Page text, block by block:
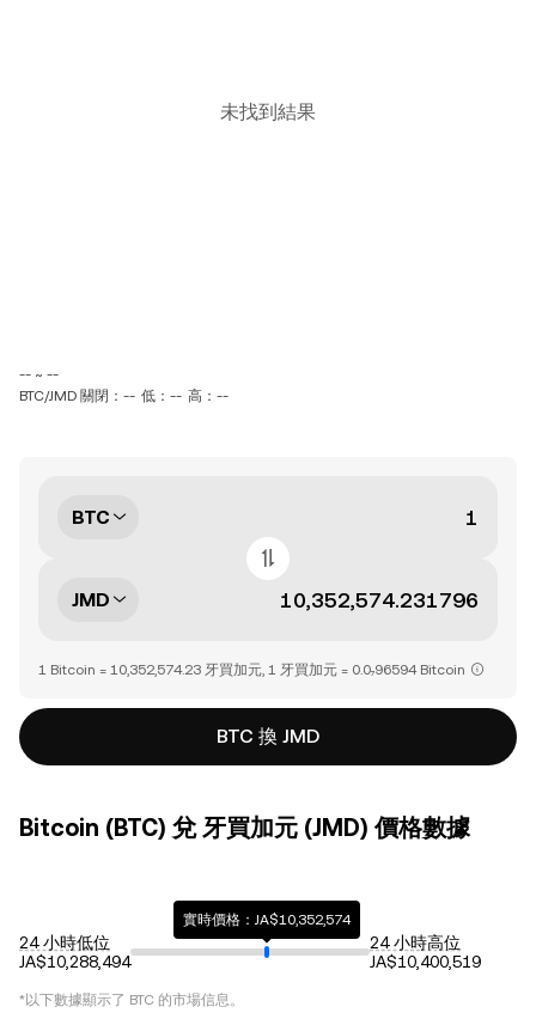
未找到結果
-- ~ --
BTC/JMD 關閉：-- 低：-- 高：--
BTC
JMD
1 Bitcoin = 10,352,574.23 牙買加元, 1 牙買加元 = 0.0₇96594 Bitcoin
BTC 換 JMD
Bitcoin (BTC) 兌 牙買加元 (JMD) 價格數據
24 小時低位
JA$10,288,494
實時價格：JA$10,352,574
24 小時高位
JA$10,400,519
*以下數據顯示了 BTC 的市場信息。